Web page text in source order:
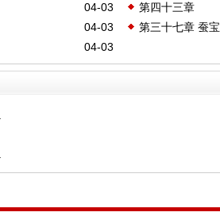
04-03
第四十三章
04-03
第三十七章 蚕宝
04-03